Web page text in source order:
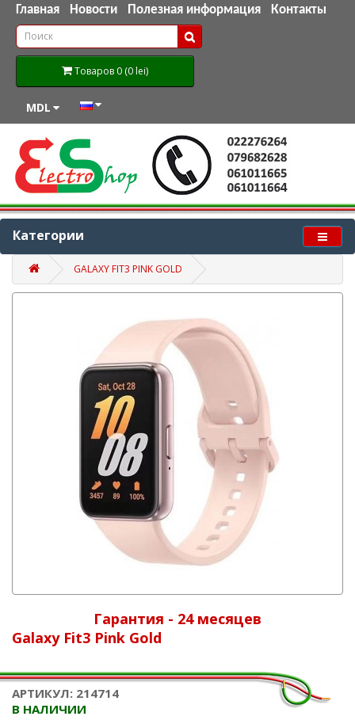
Главная Новости Полезная информация Контакты
Товаров 0 (0 lei)
MDL
Категории
GALAXY FIT3 PINK GOLD
Гарантия - 24 месяцев
Galaxy Fit3 Pink Gold
АРТИКУЛ: 214714
В НАЛИЧИИ